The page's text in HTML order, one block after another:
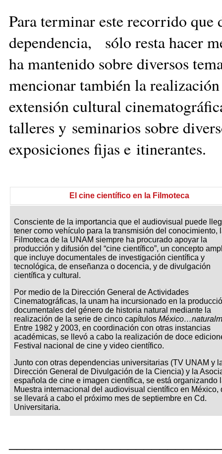
Para terminar este recorrido que
dependencia, sólo resta hacer
ha mantenido sobre diversos
mencionar también la
extensión cultural
talleres y seminarios sobre
exposiciones fijas e itinerantes.
El cine científico en la Filmoteca
Consciente de la importancia que el audiovisual puede
tener como vehículo para la transmisión del conocimiento,
Filmoteca de la UNAM siempre ha procurado apoyar la
producción y difusión del “cine científico”, un concepto
que incluye documentales de investigación científica y
tecnológica, de enseñanza o docencia, y de divulgación
científica y cultural.
Por medio de la Dirección General de Actividades
Cinematográficas, la unam ha incursionado en la
documentales del género de historia natural mediante la
realización de la serie de cinco capítulos
Entre 1982 y 2003, en coordinación con otras instancias
académicas, se llevó a cabo la realización de doce
Festival nacional de cine y video científico.
Junto con otras dependencias universitarias (TV UNAM y
Dirección General de Divulgación de la Ciencia) y la
española de cine e imagen científica, se está organizando
Muestra internacional del audiovisual científico en México,
se llevará a cabo el próximo mes de septiembre en Cd.
Universitaria.